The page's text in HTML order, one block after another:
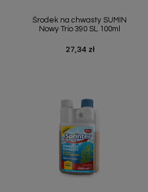
Środek na chwasty SUMIN
Nowy Trio 390 SL 100ml
Cena
27,34 zł